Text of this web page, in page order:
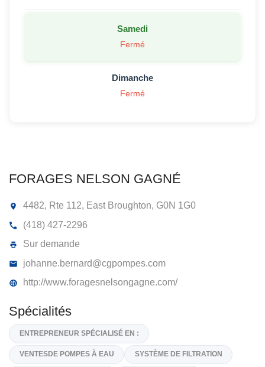
FORAGES NELSON GAGNÉ
(418) 427-2296
Sur demande
johanne.bernard@cgpompes.com
Samedi
Fermé
Dimanche
Fermé